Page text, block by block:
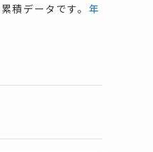
積データです。 年